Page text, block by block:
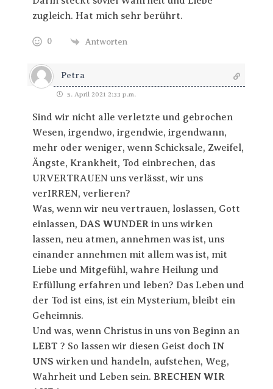
zugleich. Hat mich sehr berührt.
0 Antworten
Petra
5. April 2021 2:33 p.m.
Sind wir nicht alle verletzte und gebrochen
Wesen, irgendwo, irgendwie, irgendwann,
mehr oder weniger, wenn Schicksale, Zweifel,
Ängste, Krankheit, Tod einbrechen, das
URVERTRAUEN uns verlässt, wir uns
verIRREN, verlieren?
Was, wenn wir neu vertrauen, loslassen, Gott
einlassen, DAS WUNDERin uns wirken
lassen, neu atmen, annehmen was ist, uns
einander annehmen mit allem was ist, mit
Liebe und Mitgefühl, wahre Heilung und
Erfüllung erfahren und leben? Das Leben und
der Tod ist eins, ist ein Mysterium, bleibt ein
Geheimnis.
Und was, wenn Christus in uns von Beginn an
LEBT ? So lassen wir diesen Geist doch IN
UNS wirken und handeln, aufstehen, Weg,
Wahrheit und Leben sein. BRECHEN WIR